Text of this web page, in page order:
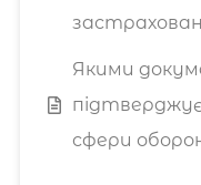
Якими
сфери